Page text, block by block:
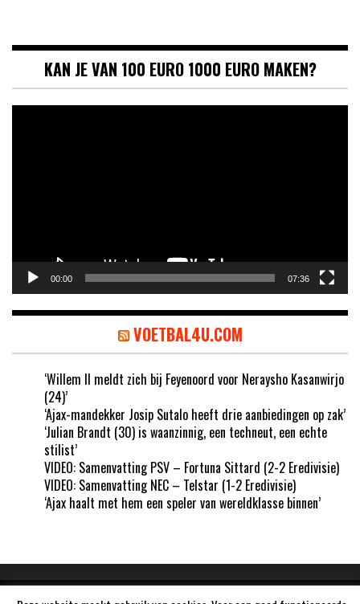
KAN JE VAN 100 EURO 1000 EURO MAKEN?
00:00 07:36
VOETBAL4U.COM
‘Willem II meldt zich bij Feyenoord voor Neraysho Kasanwirjo
(24)’
‘Ajax-mandekker Josip Sutalo heeft drie aanbiedingen op zak’
‘Julian Brandt (30) is waanzinnig, een techneut, een echte
stilist’
VIDEO: Samenvatting PSV – Fortuna Sittard (2-2 Eredivisie)
VIDEO: Samenvatting NEC – Telstar (1-2 Eredivisie)
‘Ajax haalt met hem een speler van wereldklasse binnen’